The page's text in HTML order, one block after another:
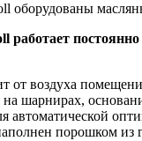
оборудованы
от воздуха
на шарнирах,
автоматической
порошком из